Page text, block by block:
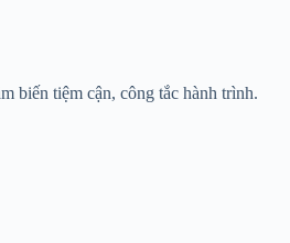
biến tiệm cận, công tắc hành trình.